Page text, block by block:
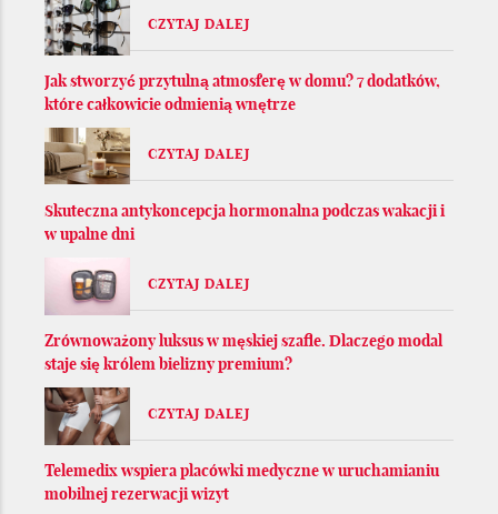
CZYTAJ DALEJ
Jak stworzyć przytulną atmosferę w domu? 7 dodatków,
które całkowicie odmienią wnętrze
CZYTAJ DALEJ
Skuteczna antykoncepcja hormonalna podczas wakacji i
w upalne dni
CZYTAJ DALEJ
Zrównoważony luksus w męskiej szafie. Dlaczego modal
staje się królem bielizny premium?
CZYTAJ DALEJ
Telemedix wspiera placówki medyczne w uruchamianiu
mobilnej rezerwacji wizyt